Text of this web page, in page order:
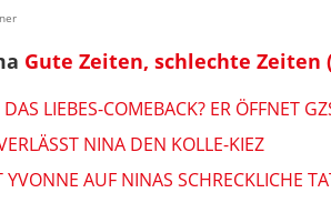
Gute Zeiten, schlechte Zeiten
LIEBES-COMEBACK? ER ÖFFNET
NINA DEN KOLLE-KIEZ
YVONNE AUF NINAS SCHRECKLICHE